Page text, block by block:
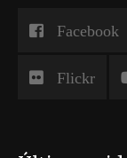
Facebook
Flickr